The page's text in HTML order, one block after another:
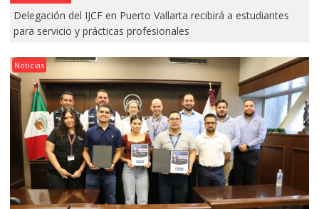
Delegación del IJCF en Puerto Vallarta recibirá a estudiantes
para servicio y prácticas profesionales
Noticias